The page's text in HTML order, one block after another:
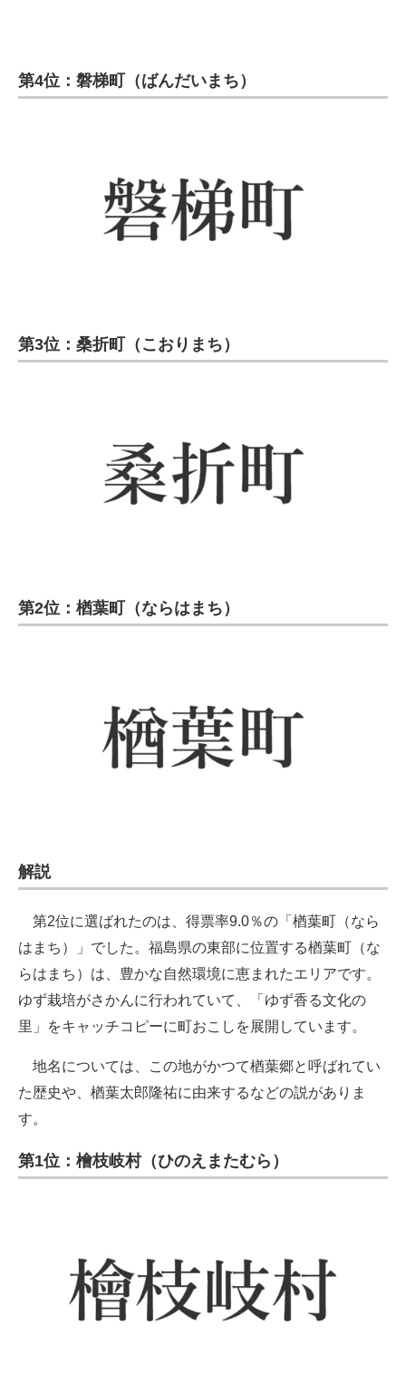
第4位：磐梯町（ばんだいまち）
第3位：桑折町（こおりまち）
第2位：楢葉町（ならはまち）
解説
第2位に選ばれたのは、得票率9.0％の「楢葉町（なら
はまち）」でした。福島県の東部に位置する楢葉町（な
らはまち）は、豊かな自然環境に恵まれたエリアです。
ゆず栽培がさかんに行われていて、「ゆず香る文化の
里」をキャッチコピーに町おこしを展開しています。
地名については、この地がかつて楢葉郷と呼ばれてい
た歴史や、楢葉太郎隆祐に由来するなどの説がありま
す。
第1位：檜枝岐村（ひのえまたむら）